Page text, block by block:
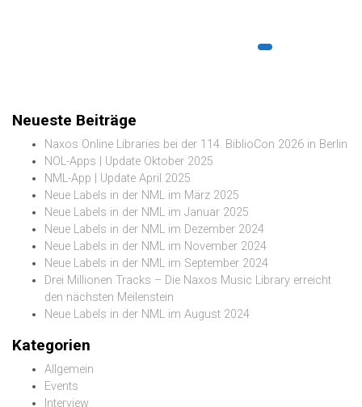
Neueste Beiträge
Naxos Online Libraries bei der 114. BiblioCon 2026 in Berlin
NOL-Apps | Update Oktober 2025
NML-App | Update April 2025
Neue Labels in der NML im März 2025
Neue Labels in der NML im Januar 2025
Neue Labels in der NML im Dezember 2024
Neue Labels in der NML im November 2024
Neue Labels in der NML im September 2024
Drei Millionen Tracks – Die Naxos Music Library erreicht
den nächsten Meilenstein
Neue Labels in der NML im August 2024
Kategorien
Allgemein
Events
Interview